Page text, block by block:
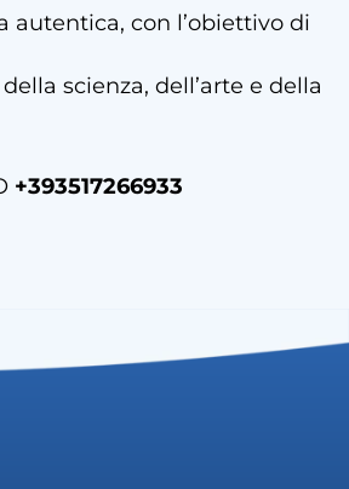
autentica, con l’obiettivo di
scienza, dell’arte e della
+393517266933